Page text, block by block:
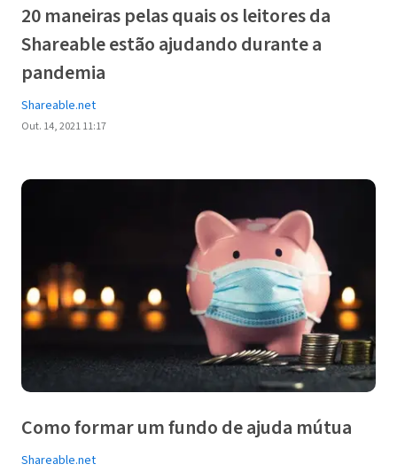
20 maneiras pelas quais os leitores da
Shareable estão ajudando durante a
pandemia
Shareable.net
Out. 14, 2021 11:17
Como formar um fundo de ajuda mútua
Shareable.net